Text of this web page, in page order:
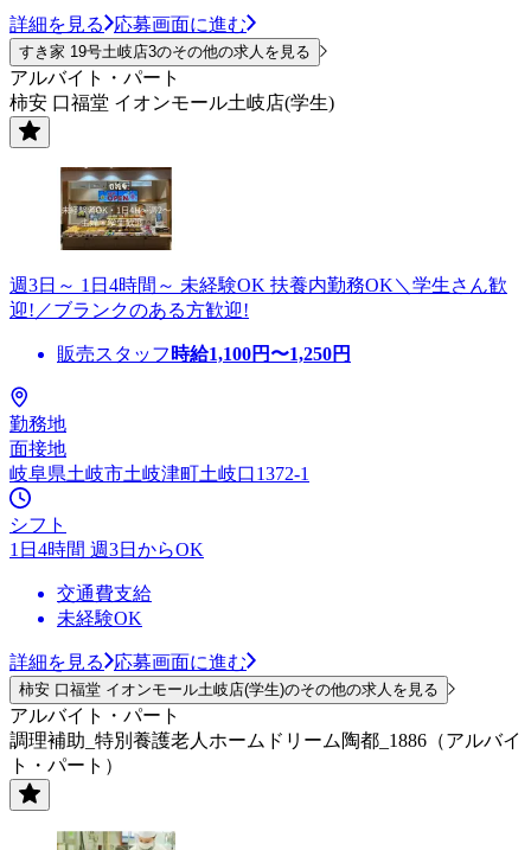
詳細を見る 応募画面に進む
すき家 19号土岐店3のその他の求人を見る
アルバイト・パート
柿安 口福堂 イオンモール土岐店(学生)
週3日～ 1日4時間～ 未経験OK 扶養内勤務OK＼学生さん歓
迎!／ブランクのある方歓迎!
販売スタッフ 時給1,100円〜1,250円
勤務地
面接地
岐阜県土岐市土岐津町土岐口1372-1
シフト
1日4時間 週3日からOK
交通費支給
未経験OK
詳細を見る 応募画面に進む
柿安 口福堂 イオンモール土岐店(学生)のその他の求人を見る
アルバイト・パート
調理補助_特別養護老人ホームドリーム陶都_1886（アルバイ
ト・パート）